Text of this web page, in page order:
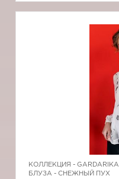
КОЛЛЕКЦИЯ - GARDARIKA
БЛУЗА - СНЕЖНЫЙ ПУХ